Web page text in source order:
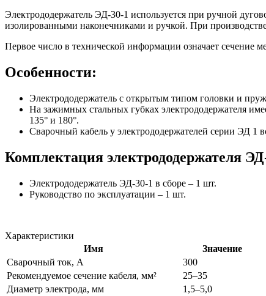
Электрододержатель ЭД-30-1 используется при ручной
изолированными наконечниками и ручкой. При
Первое число в технической информации означает сечение
Особенности:
Электрододержатель с открытым типом головки и
На зажимных стальных губках электрододержателя
135° и 180°.
Сварочный кабель у электрододержателей серии ЭД 1
Комплектация электрододержателя
Электрододержатель ЭД-30-1 в сборе – 1 шт.
Руководство по эксплуатации – 1 шт.
Характеристики
Имя
Значение
Сварочный ток, А
300
Рекомендуемое сечение кабеля, мм²
25–35
Диаметр электрода, мм
1,5–5,0